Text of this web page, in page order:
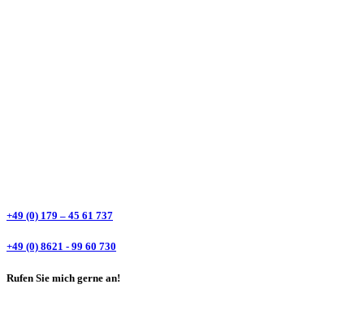
+49 (0) 179 – 45 61 737
+49 (0) 8621 - 99 60 730
Rufen Sie mich gerne an!